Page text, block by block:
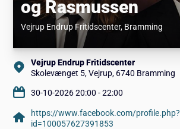
og Rasmussen
Vejrup Endrup Fritidscenter, Bramming
Vejrup Endrup Fritidscenter
Skolevænget 5, Vejrup, 6740 Bramming
30-10-2026 20:00 - 22:00
https://www.facebook.com/profile.php?
id=100057627391853